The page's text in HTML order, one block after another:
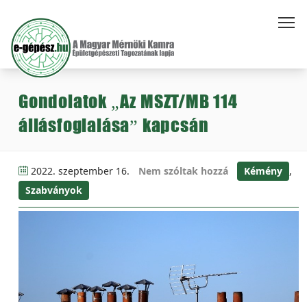
Gondolatok „Az MSZT/MB 114
állásfoglalása” kapcsán
2022. szeptember 16. Nem szóltak hozzá Kémény ,
Szabványok